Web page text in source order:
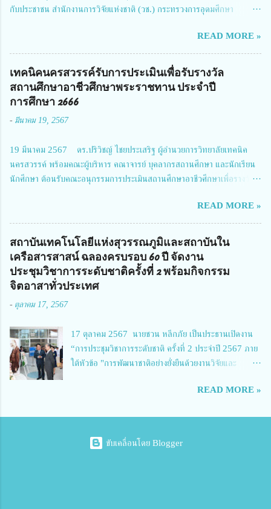
กับประชาชน สำนักงานการวิจัยแห่งชาติ (วช.) กระทรวงการอุดมศึกษา
สมาคมวิศวกรรมชีวการแพทย์ไทย จัดการประชุมเผยแพร่ผลการดำเนินงาน
โครงการการวิจัยเชิงปฏิบัติการโดยบูรณาการทุกภาคส่วน เพื่อลดอุบัติเหตุและ
การเสียชีวิตให้สอดคล้องกับเป้าหมายแผนแม่บทฉบับที่ 5 ในวันที่ 22 มีนาคม
2567 โดยมี ดร.วิภารัตน์ ดีอ่อง ผู้อำนวยการสำนักงานการวิจัยแห่งชาติ เป็น
ประธานในพิธีเปิดพร้อมให้นโยบายการผลักดันงานวิจัยเพื่อความปลอดภัยทาง
การประชุมในครั้งนี้ นางสาวสตตกมล เกียรติพานิช ผู้อำนวยการกองบริหารทุน
Richmond Stylish Convention Hotel จังหวัดนนทบุรี ดร.วิภารัตน์ ดีอ่อง
ผู้อำนวยการสำนักงานการวิจัยแห่งชาติ กล่าวว่า วช. ในฐานะหน่วยงานบริหาร
จัดการทุนวิจัยและนวัตกรรมได้เล็งเห็นถึงความสำคัญของกา...
READ MORE »
เทคนิคนครสวรรค์รับการประเมินเพื่อรับรางวัล
สถานศึกษาอาชีวศึกษาพระราชทาน ประจำปี
การศึกษา 2666
- มีนาคม 19, 2567
19 มีนาคม 2567 ดร.ปริวิชญ์ ไชยประเสริฐ ผู้อำนวยการวิทยาลัยเทคนิค
นครสวรรค์ พร้อมคณะผู้บริหาร คณาจารย์ บุคลากรสถานศึกษา และนักเรียน
นักศึกษา ต้อนรับคณะอนุกรรมการประเมินสถานศึกษาอาชีวศึกษาเพื่อรางวัล
นายจักรภพ เนวะมาตย์ ผู้อำนวยการวิทยาลัยเทคนิคตาก ประธานคณะอนุกร
รมการฯ 1.นายวณิชา คณะใน ผู้ทรงคุณวุฒิ 2.นายภัทธาวุธ โพธา ผู้อำนวย
การวิทยาลัยสารพัดช่างกำแพงเพชร 3.นางสาวหัตถาภรณ์ เสาร์เรือน ผู้อำนวย
การวิทยาลัยการอาชีพบ้านตาก 4.นางเพ็ญศรี ขุนทอง ผู้อำนวยการวิทยาลัย
การอาชีพรัตนประสิทธิ์วิทย์ 5.นายธเนศ คงวังทอง ผู้อำนวยการวิทยาลัย
เกษตรและเทคโนโลยีพิจิตร 6.นายชัยณรงค์ คชมาตย์ ผู้อำนวยการวิทยาลัย
8.นายณัฐกฤต ภูทวี รองผู้อำนวยการวิทยาลัยเทคนิคตาก นายจักรภพ กล่าว
ยาวนาน มีบุคลากร นักเรียน นักศึกษาจำนวนมาก ต้องการควา...
READ MORE »
สถาบันเทคโนโลยีแห่งสุวรรณภูมิและสถาบันใน
เครือสารสาสน์ ฉลองครบรอบ 60 ปี จัดงาน
ประชุมวิชาการระดับชาติครั้งที่ 2 พร้อมกิจกรรม
จิตอาสาทั่วประเทศ
- ตุลาคม 17, 2567
17 ตุลาคม 2567 นายชวน หลีกภัย เป็นประธานเปิดงาน
“การประชุมวิชาการระดับชาติ ครั้งที่ 2 ประจำปี 2567 ภาย
ใต้หัวข้อ "การพัฒนาชาติอย่างยั่งยืนด้วยงานวิจัยและ
Technology National Conference 2024: 'Towards
ชาติอยางยั่งยืนด้วยงานวิจัยและนวัตกรรม" และ นางสาวศิริ
นทร์พร เดียวตระกูล ผู้เชี่ยวชาญด้านระบบวิจัย ผู้อำนวย
READ MORE »
ขับเคลื่อนโดย Blogger